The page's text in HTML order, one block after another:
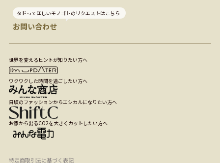
タドってほしいモノゴトのリクエストはこちら
お問い合わせ
世界を変えるヒントが知りたい方へ
ワクワクした時間を過ごしたい方へ
日頃のファッションからエシカルになりたい方へ
お家から出るCO2を大きくカットしたい方へ
特定商取引法に基づく表記